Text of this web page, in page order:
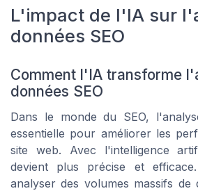
L'impact de l'IA sur
données SEO
Comment l'IA transforme
données SEO
Dans le monde du SEO,
essentielle pour améliorer les
site web. Avec l'intelligence
devient plus précise et
analyser des volumes massifs